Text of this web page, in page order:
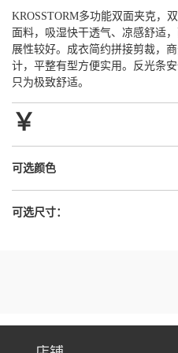
KROSSTORM多功能双面夹克，
面料，吸湿快干透气、凉感舒适
展性较好。成衣简约拼接剪裁，
计，平整有型方便实用。反光条
只为极致舒适。
￥
可选颜色
可选尺寸：